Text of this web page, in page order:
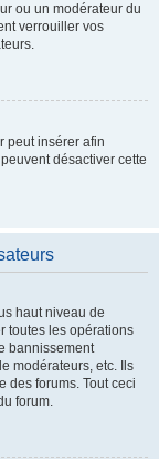
ou un modérateur du
verrouiller vos
peut insérer afin
désactiver cette
haut niveau de
toutes les opérations
bannissement
modérateurs, etc. Ils
des forums. Tout ceci
forum.